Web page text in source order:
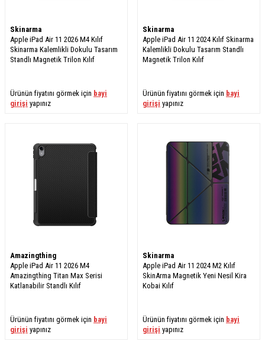
Skinarma
Apple iPad Air 11 2026 M4 Kılıf
Skinarma Kalemlikli Dokulu Tasarım
Standlı Magnetik Trilon Kılıf
Ürünün fiyatını görmek için bayi
girişi yapınız
Skinarma
Apple iPad Air 11 2024 Kılıf Skinarma
Kalemlikli Dokulu Tasarım Standlı
Magnetik Trilon Kılıf
Ürünün fiyatını görmek için bayi
girişi yapınız
Amazingthing
Apple iPad Air 11 2026 M4
Amazingthing Titan Max Serisi
Katlanabilir Standlı Kılıf
Ürünün fiyatını görmek için bayi
girişi yapınız
Skinarma
Apple iPad Air 11 2024 M2 Kılıf
SkinArma Magnetik Yeni Nesil Kira
Kobai Kılıf
Ürünün fiyatını görmek için bayi
girişi yapınız